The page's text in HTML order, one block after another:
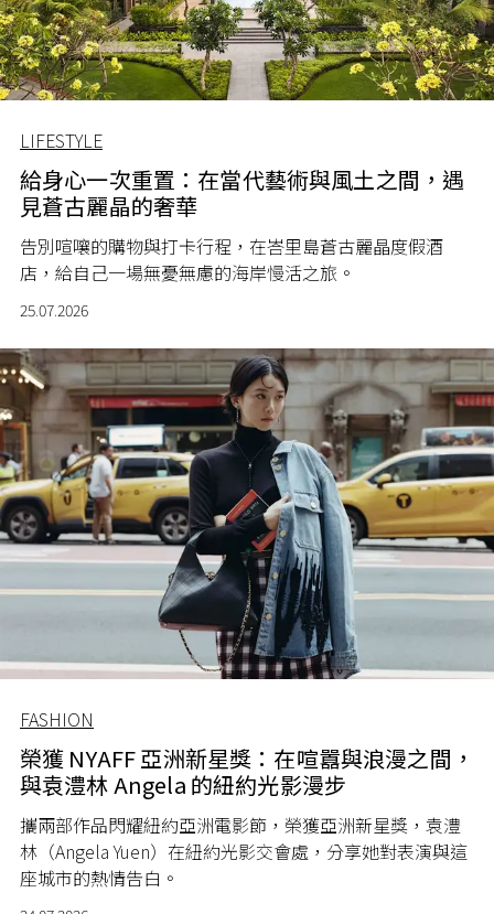
LIFESTYLE
給身心一次重置：在當代藝術與風土之間，遇
見蒼古麗晶的奢華
告別喧嚷的購物與打卡行程，在峇里島蒼古麗晶度假酒
店，給自己一場無憂無慮的海岸慢活之旅。
25.07.2026
FASHION
榮獲 NYAFF 亞洲新星獎：在喧囂與浪漫之間，
與袁澧林 Angela 的紐約光影漫步
攜兩部作品閃耀紐約亞洲電影節，榮獲亞洲新星獎，袁澧
林（Angela Yuen）在紐約光影交會處，分享她對表演與這
座城市的熱情告白。